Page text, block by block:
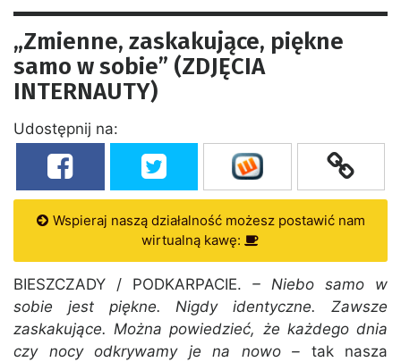
„Zmienne, zaskakujące, piękne
samo w sobie” (ZDJĘCIA
INTERNAUTY)
Udostępnij na:
Wspieraj naszą działalność możesz postawić nam
wirtualną kawę:
BIESZCZADY / PODKARPACIE. – Niebo samo w
sobie jest piękne. Nigdy identyczne. Zawsze
zaskakujące. Można powiedzieć, że każdego dnia
czy nocy odkrywamy je na nowo – tak nasza